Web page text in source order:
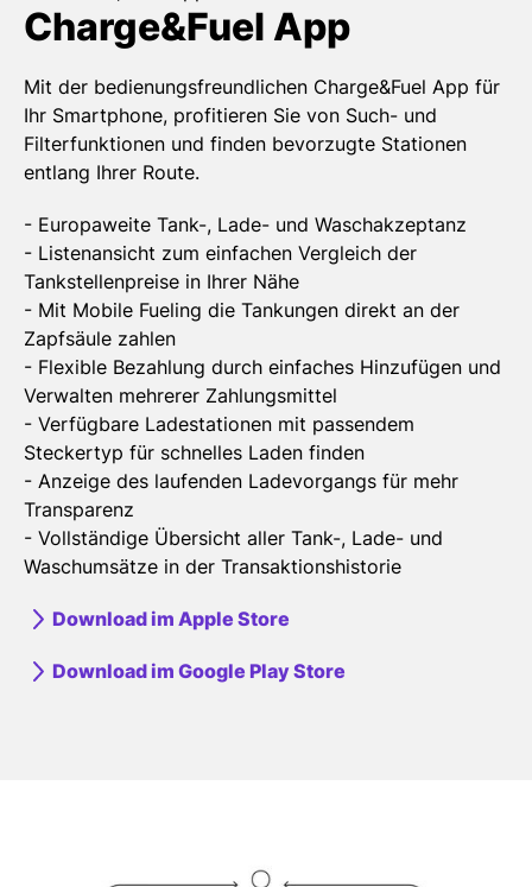
Charge&Fuel App
Mit der bedienungsfreundlichen Charge&Fuel App für
Ihr Smartphone, profitieren Sie von Such- und
Filterfunktionen und finden bevorzugte Stationen
entlang Ihrer Route.
- Europaweite Tank-, Lade- und Waschakzeptanz
- Listenansicht zum einfachen Vergleich der
Tankstellenpreise in Ihrer Nähe
- Mit Mobile Fueling die Tankungen direkt an der
Zapfsäule zahlen
- Flexible Bezahlung durch einfaches Hinzufügen und
Verwalten mehrerer Zahlungsmittel
- Verfügbare Ladestationen mit passendem
Steckertyp für schnelles Laden finden
- Anzeige des laufenden Ladevorgangs für mehr
Transparenz
- Vollständige Übersicht aller Tank-, Lade- und
Waschumsätze in der Transaktionshistorie
Download im Apple Store
Download im Google Play Store